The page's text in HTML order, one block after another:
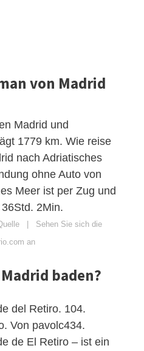
von Madrid
Madrid und
1779 km. Wie reise
nach Adriatisches
ohne Auto von
Meer ist per Zug und
2Min.
Sehen Sie sich die
an
baden?
del Retiro. 104.
Von pavolc434.
de El Retiro – ist ein